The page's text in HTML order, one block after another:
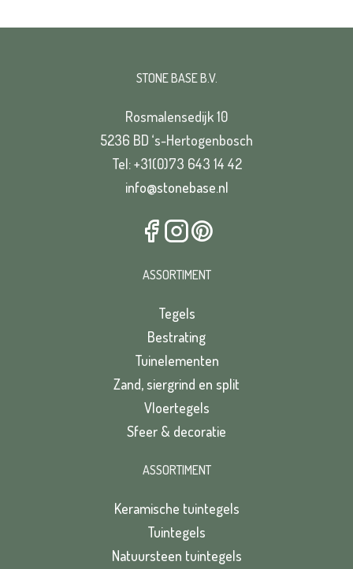
STONE BASE B.V.
Rosmalensedijk 10
5236 BD ‘s-Hertogenbosch
Tel: +31(0)73 643 14 42
info@stonebase.nl
ASSORTIMENT
Tegels
Bestrating
Tuinelementen
Zand, siergrind en split
Vloertegels
Sfeer & decoratie
ASSORTIMENT
Keramische tuintegels
Tuintegels
Natuursteen tuintegels